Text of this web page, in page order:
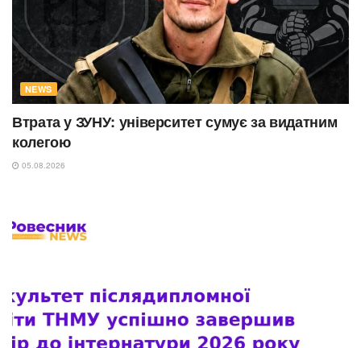
NEWS
Втрата у ЗУНУ: університет сумує за видатним
колегою
05.08.2026